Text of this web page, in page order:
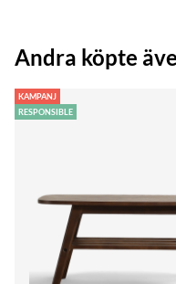
Andra köpte
KAMPANJ
RESPONSIBLE